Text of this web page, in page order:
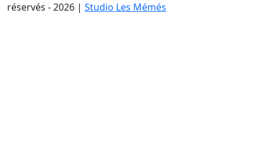
réservés - 2026 | Studio Les Mémés